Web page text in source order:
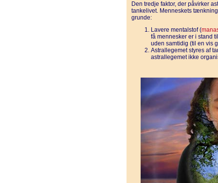
Den tredje faktor, der påvirker
tankelivet. Menneskets
grunde:
Lavere mentalstof (
få mennesker er i stand
uden samtidig (til en vis
Astrallegemet styres af
astrallegemet ikke